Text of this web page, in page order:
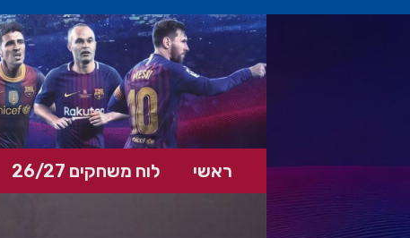
ראשי לוח משחקים 26/27